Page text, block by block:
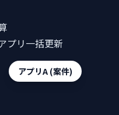
プリ一括更新
アプリA (案件)